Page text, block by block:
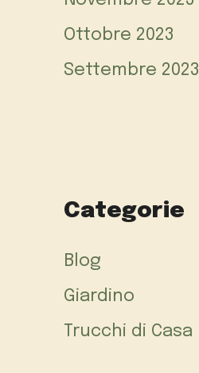
Ottobre 2023
Settembre 2023
Categorie
Blog
Giardino
Trucchi di Casa